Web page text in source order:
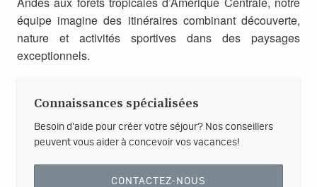
Connaissances spécialisées
Besoin d'aide pour créer votre séjour? Nos conseillers
peuvent vous aider à concevoir vos vacances!
CONTACTEZ-NOUS
équipe imagine des itinéraires combinant découverte,
nature et activités sportives dans des paysages
exceptionnels.